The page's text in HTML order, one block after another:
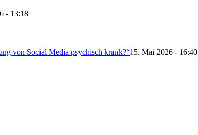
- 13:18
von Social Media psychisch krank?“15. Mai 2026 - 16:40